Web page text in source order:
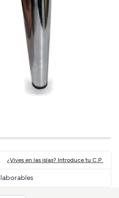
¿Vives en las islas? Introduce tu C.P.
laborables